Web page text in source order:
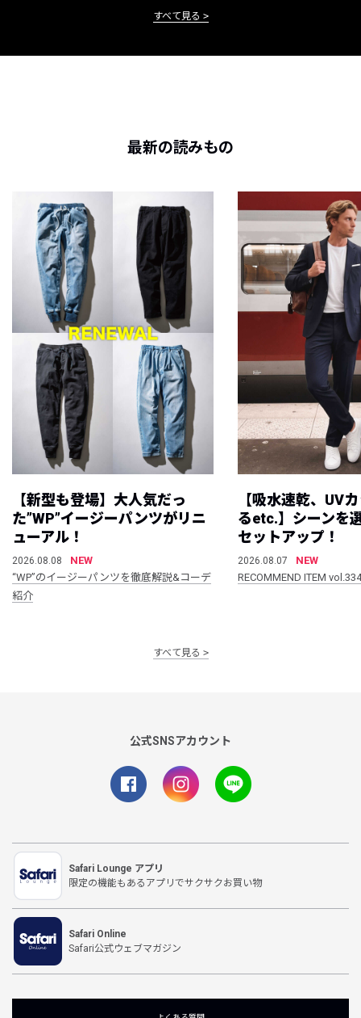
すべて見る
最新の読みもの
【新型も登場】大人気だっ
た”WP”イージーパンツがリニ
ューアル！
2026.08.08
NEW
“WP”のイージーパンツを徹底解説&コーデ
紹介
【吸水速乾、UV
るetc.】シーンを
セットアップ！
2026.08.07
NEW
RECOMMEND ITEM vol.334
すべて見る
公式SNSアカウント
Safari Lounge アプリ
限定の機能もあるアプリでサクサクお買い物
Safari Online
Safari公式ウェブマガジン